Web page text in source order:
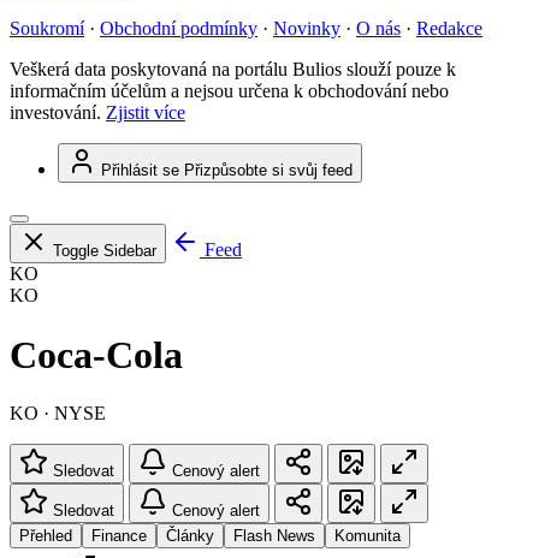
Soukromí · Obchodní podmínky · Novinky · O nás · Redakce
Veškerá data poskytovaná na portálu Bulios slouží pouze k
informačním účelům a nejsou určena k obchodování nebo
investování. Zjistit více
Přihlásit se Přizpůsobte si svůj feed
Toggle Sidebar
Feed
KO
KO
Coca-Cola
KO · NYSE
Sledovat Cenový alert
Sledovat
Cenový alert
Přehled
Finance Články Flash News Komunita